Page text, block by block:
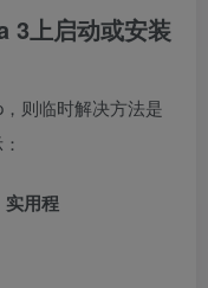
3上启动或安装
则临时解决方法是
实用程